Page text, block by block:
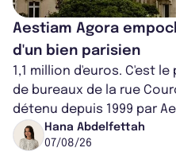
Aestiam Agora
d'un bien parisien
1,1 million d'euros. C'est
de bureaux de la rue
détenu depuis 1999 par
cédé avec une plus-
Hana Abdelfettah
07/08/26